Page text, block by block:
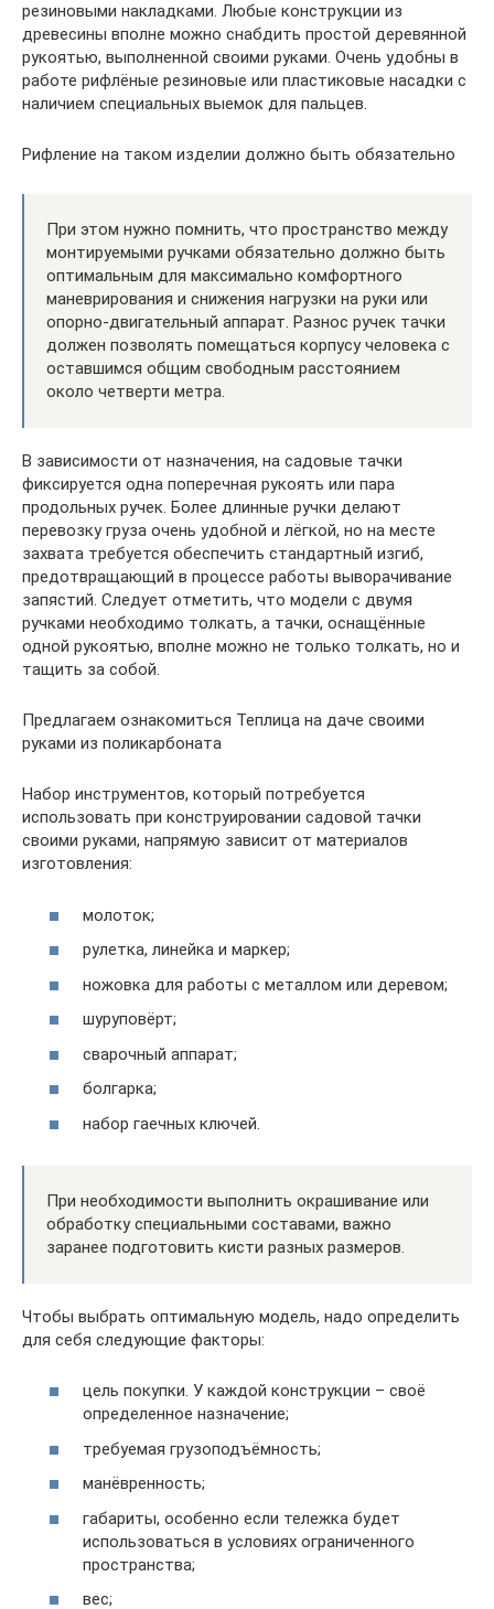
резиновыми накладками. Любые конструкции из
древесины вполне можно снабдить простой деревянной
рукоятью, выполненной своими руками. Очень удобны в
работе рифлёные резиновые или пластиковые насадки с
наличием специальных выемок для пальцев.
Рифление на таком изделии должно быть обязательно
При этом нужно помнить, что пространство между
монтируемыми ручками обязательно должно быть
оптимальным для максимально комфортного
маневрирования и снижения нагрузки на руки или
опорно-двигательный аппарат. Разнос ручек тачки
должен позволять помещаться корпусу человека с
оставшимся общим свободным расстоянием
около четверти метра.
В зависимости от назначения, на садовые тачки
фиксируется одна поперечная рукоять или пара
продольных ручек. Более длинные ручки делают
перевозку груза очень удобной и лёгкой, но на месте
захвата требуется обеспечить стандартный изгиб,
предотвращающий в процессе работы выворачивание
запястий. Следует отметить, что модели с двумя
ручками необходимо толкать, а тачки, оснащённые
одной рукоятью, вполне можно не только толкать, но и
тащить за собой.
Предлагаем ознакомиться Теплица на даче своими
руками из поликарбоната
Набор инструментов, который потребуется
использовать при конструировании садовой тачки
своими руками, напрямую зависит от материалов
изготовления:
молоток;
рулетка, линейка и маркер;
ножовка для работы с металлом или деревом;
шуруповёрт;
сварочный аппарат;
болгарка;
набор гаечных ключей.
При необходимости выполнить окрашивание или
обработку специальными составами, важно
заранее подготовить кисти разных размеров.
Чтобы выбрать оптимальную модель, надо определить
для себя следующие факторы:
цель покупки. У каждой конструкции – своё
определенное назначение;
требуемая грузоподъёмность;
манёвренность;
габариты, особенно если тележка будет
использоваться в условиях ограниченного
пространства;
вес;